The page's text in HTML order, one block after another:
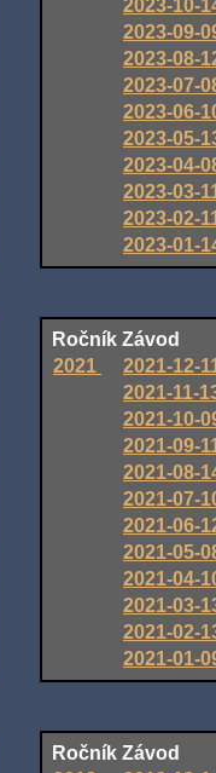
2023-10-
2023-09-
2023-08-
2023-07-
2023-06-
2023-05-
2023-04-
2023-03-
2023-02-
2023-01-
Ročník Závod
2021
2021-12-
2021-11-
2021-10-
2021-09-
2021-08-
2021-07-
2021-06-
2021-05-
2021-04-
2021-03-
2021-02-
2021-01-
Ročník Závod